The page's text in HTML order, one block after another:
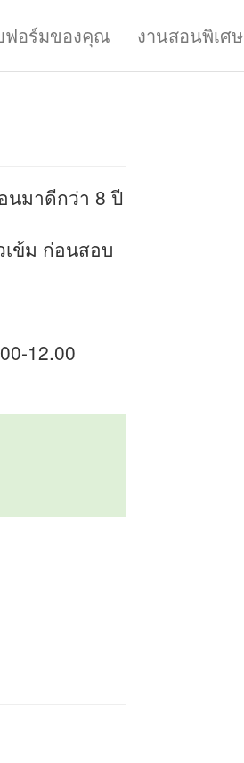
ฟอร์มของคุณ งานสอนพิเศษ
มาดีกว่า 8 ปี
เข้ม ก่อนสอบ
12.00